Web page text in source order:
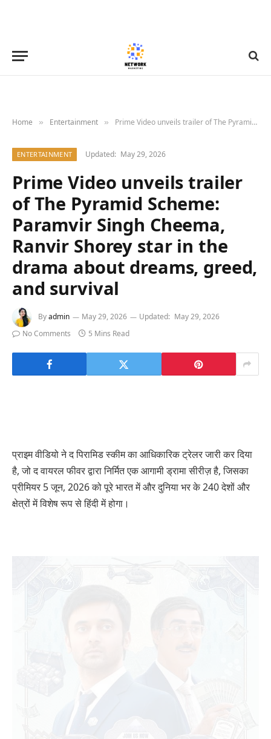
Home » Entertainment » Prime Video unveils trailer of The Pyramid Scheme: Paramvir Singh Cheema, Ranvir Shorey star in the drama about dreams, greed, and survival
ENTERTAINMENT Updated: May 29, 2026
Prime Video unveils trailer
of The Pyramid Scheme:
Paramvir Singh Cheema,
Ranvir Shorey star in the
drama about dreams, greed,
and survival
Byadmin May 29, 2026 Updated: May 29, 2026
No Comments
5 Mins Read
प्राइम वीडियो ने द पिरामिड स्कीम का आधिकारिक ट्रेलर जारी कर दिया
है, जो द वायरल फीवर द्वारा निर्मित एक आगामी ड्रामा सीरीज़ है, जिसका
प्रीमियर 5 जून, 2026 को पूरे भारत में और दुनिया भर के 240 देशों और
क्षेत्रों में विशेष रूप से हिंदी में होगा।